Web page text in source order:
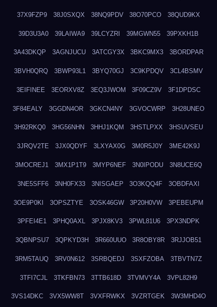
37X9FZP9 38J0SXQX 38NQ9PDV 38O70PCO 38QUD9KX
39D3U3A0 39LAIWA9 39LCYZRI 39MGWN55 39PXKH1B
3A43DKQP 3AGNJUCU 3ATCGY3X 3BKC9MX3 3BORDPAR
3BVH0QRQ 3BWP93L1 3BYQ70GJ 3C9KPDQV 3CL4BSMV
3EIFINEE 3EORXV8Z 3EQ3JWOM 3F09CZ9V 3F1DPDSC
3F84EALY 3GGDN4OR 3GKCN4NY 3GVOCWRP 3H28UNEO
3H92RKQ0 3HG56NHN 3HHJ1KQM 3HSTLPXX 3HSUVSEU
3JRQV2TE 3JX0QDYF 3LXYAX0G 3M0R5J0Y 3ME42K9J
3MOCREJ1 3MX1P1T9 3MYP6NEF 3N0IPODU 3N8UCE6Q
3NE5SFF6 3NH0FX33 3NISGAEP 3O3KQQ4F 3OBDFAXI
3OE9P0KI 3OPSZTYE 3OSK46GW 3P20H0VW 3PEBEUPM
3PFEI4E1 3PHQ0AXL 3PJX8KV3 3PWL81U6 3PX3NDPK
3QBNPSU7 3QPKYD3H 3R660UUO 3R8OBY8R 3RJJOB51
3RM5TAUQ 3RV0N612 3SRBQEDJ 3SXFZOBA 3TBVTN7Z
3TFI7CJL 3TKFBN73 3TTB618D 3TVMVY4A 3VPL82H9
3VS14DKC 3VX5WW8T 3VXFRWKX 3VZRTGEK 3W3MHD4O